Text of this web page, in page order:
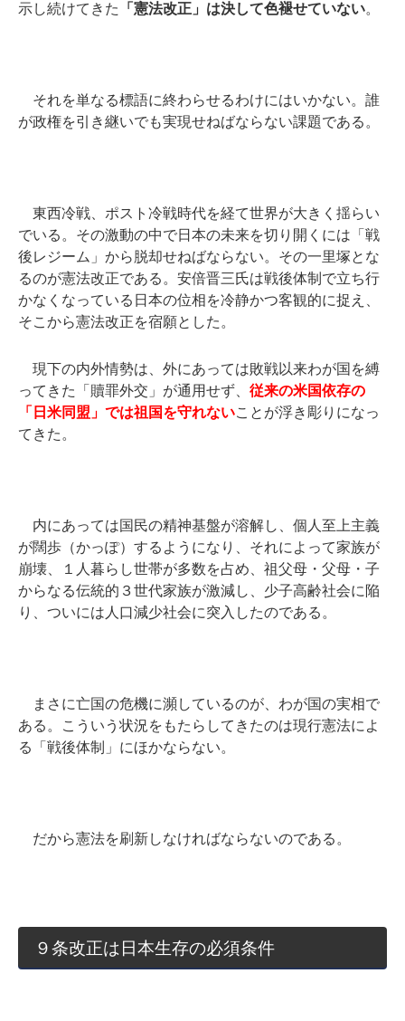
示し続けてきた
「憲法改正」は決して色褪せていない。
それを単なる標語に終わらせるわけにはいかない。誰
が政権を引き継いでも実現せねばならない課題である。
東西冷戦、ポスト冷戦時代を経て世界が大きく揺らい
でいる。その激動の中で日本の未来を切り開くには「戦
後レジーム」から脱却せねばならない。その一里塚とな
るのが憲法改正である。安倍晋三氏は戦後体制で立ち行
かなくなっている日本の位相を冷静かつ客観的に捉え、
そこから憲法改正を宿願とした。
現下の内外情勢は、外にあっては敗戦以来わが国を縛
ってきた「贖罪外交」が通用せず、 従来の米国依存の
「日米同盟」では祖国を守れないことが浮き彫りになっ
てきた。
内にあっては国民の精神基盤が溶解し、個人至上主義
が闊歩（かっぽ）するようになり、それによって家族が
崩壊、１人暮らし世帯が多数を占め、祖父母・父母・子
からなる伝統的３世代家族が激減し、少子高齢社会に陥
り、ついには人口減少社会に突入したのである。
まさに亡国の危機に瀕しているのが、わが国の実相で
ある。こういう状況をもたらしてきたのは現行憲法によ
る「戦後体制」にほかならない。
だから憲法を刷新しなければならないのである。
９条改正は日本生存の必須条件